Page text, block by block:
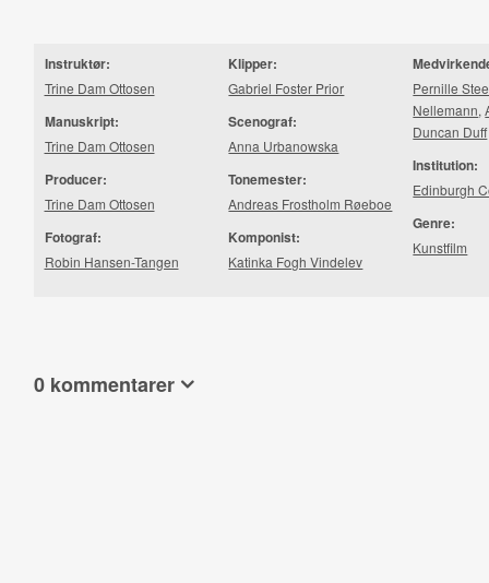
Instruktør:
Trine Dam Ottosen
Manuskript:
Trine Dam Ottosen
Producer:
Trine Dam Ottosen
Fotograf:
Robin Hansen-Tangen
Klipper:
Gabriel Foster Prior
Scenograf:
Anna Urbanowska
Tonemester:
Andreas Frostholm Røeboe
Komponist:
Katinka Fogh Vindelev
Pernille
Nellemann,
Duncan Duff
Institution:
Edinburgh
Genre:
Kunstfilm
0 kommentarer